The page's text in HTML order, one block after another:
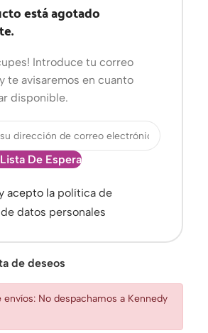
está agotado
Introduce tu correo
te avisaremos en cuanto
disponible.
De Espera
acepto la política de
datos personales
de deseos
No despachamos a Kennedy